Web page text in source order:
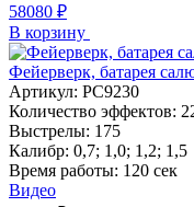
58080 ₽
В корзину
Фейерверк, батарея
Артикул: РС9230
Количество эффектов:
Выстрелы: 175
Калибр: 0,7; 1,0; 1,2; 1,5
Время работы: 120 сек
Видео